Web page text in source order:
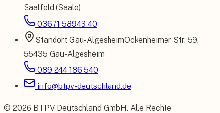
Saalfeld (Saale)
03671 58943 40
Standort Gau-AlgesheimOckenheimer Str. 59,
55435 Gau-Algesheim
089 244 186 540
info@btpv-deutschland.de
© 2026 BTPV Deutschland GmbH. Alle Rechte